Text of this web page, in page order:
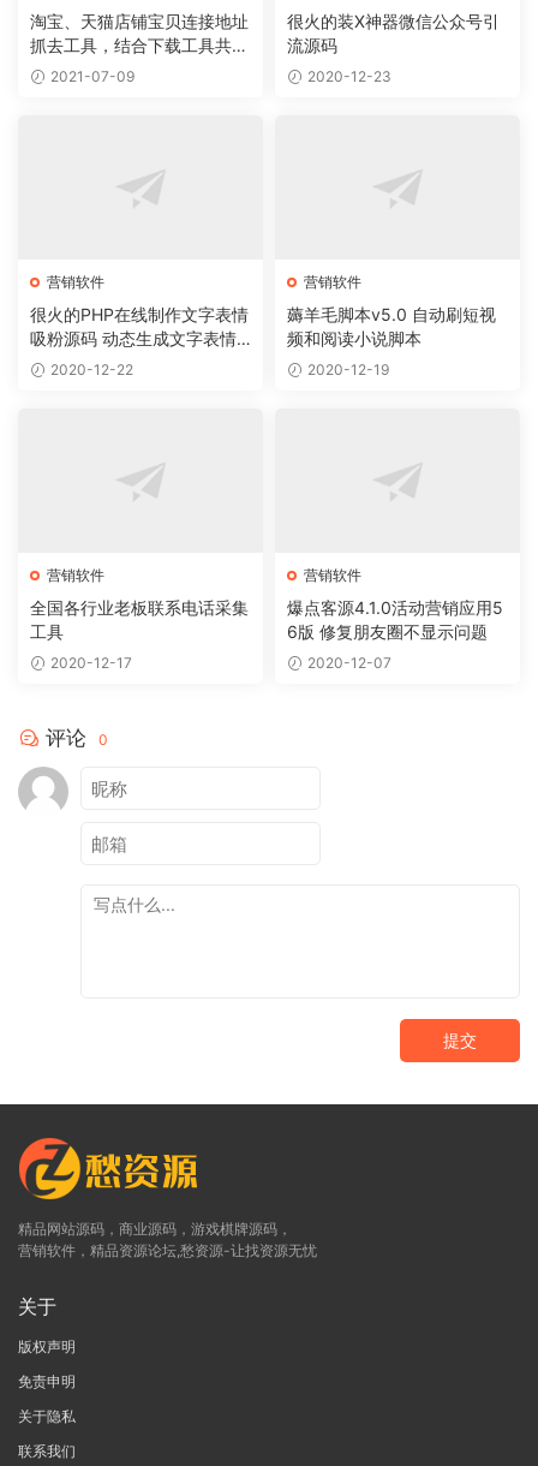
淘宝、天猫店铺宝贝连接地址
抓去工具，结合下载工具共同
使用实现下载宝贝服务
2021-07-09
很火的装X神器微信公众号引
流源码
2020-12-23
营销软件
很火的PHP在线制作文字表情
吸粉源码 动态生成文字表情
图片源码 在线制作表情包源
2020-12-22
营销软件
薅羊毛脚本v5.0 自动刷短视
频和阅读小说脚本
2020-12-19
营销软件
全国各行业老板联系电话采集
工具
2020-12-17
营销软件
爆点客源4.1.0活动营销应用5
6版 修复朋友圈不显示问题
2020-12-07
评论 0
提交
精品网站源码，商业源码，游戏棋牌源码，
营销软件，精品资源论坛,愁资源-让找资源无忧
关于
版权声明
免责申明
关于隐私
联系我们